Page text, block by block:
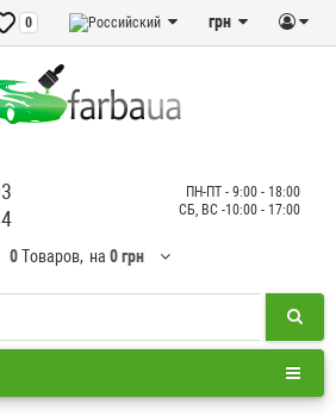
грн
0
ПН-ПТ - 9:00 - 18:00
СБ, ВС -10:00 - 17:00
0Tоваров, на 0 грн